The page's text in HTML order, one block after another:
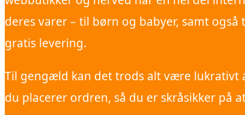
deres varer – til børn og babyer, samt
gratis levering.
Til gengæld kan det trods alt være lukrativt
du placerer ordren, så du er skråsikker på